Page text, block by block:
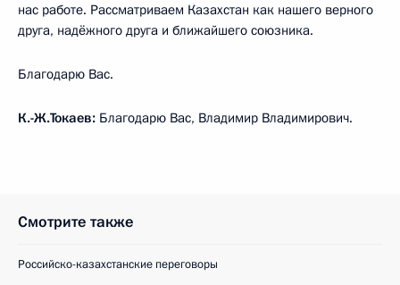
нас работе. Рассматриваем Казахстан как нашего верного
друга, надёжного друга и ближайшего союзника.
Благодарю Вас.
К.-Ж.Токаев: Благодарю Вас, Владимир Владимирович.
Смотрите также
Российско-казахстанские переговоры